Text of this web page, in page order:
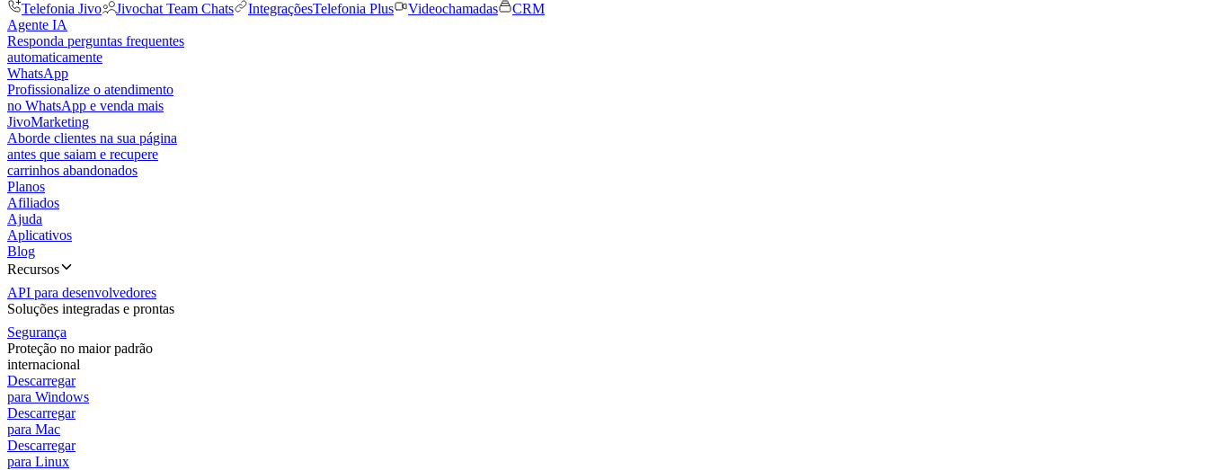
Telefonia Jivo
Jivochat Team Chats IntegraçõesTelefonia Plus Videochamadas
CRM
Agente IA
Responda perguntas frequentes
automaticamente
WhatsApp
Profissionalize o atendimento
no WhatsApp e venda mais
JivoMarketing
Aborde clientes na sua página
antes que saiam e recupere
carrinhos abandonados
Planos
Afiliados
Ajuda
Aplicativos
Blog
Recursos
API para desenvolvedores
Soluções integradas e prontas
Segurança
Proteção no maior padrão
internacional
Descarregar
para Windows
Descarregar
para Mac
Descarregar
para Linux